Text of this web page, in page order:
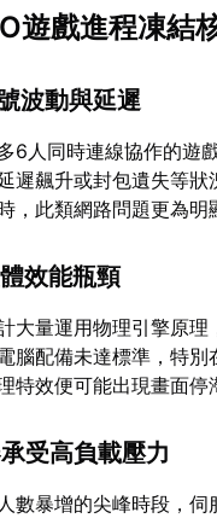
遊戲進程凍結
波動與延遲
6人同時連線協作的遊
遲飆升或封包遺失等
，此類網路問題更為明
效能瓶頸
大量運用物理引擎原
腦配備未達標準，特別
特效便可能出現畫面停
受高負載壓力
數暴增的尖峰時段，